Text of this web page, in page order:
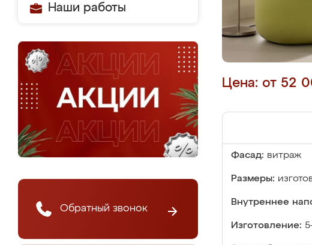
Наши работы
Обратный звонок
Цена: от 52
Фасад: витраж
Размеры:
Внутреннее
Изготовление: